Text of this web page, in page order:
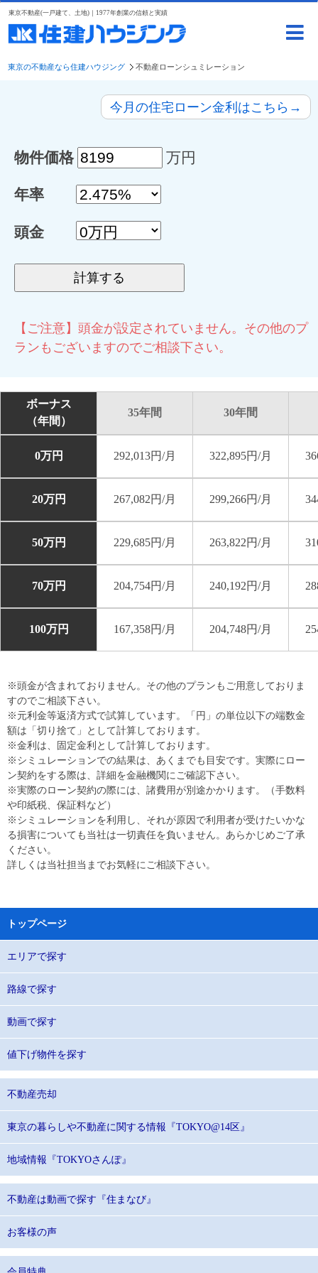
東京不動産(一戸建て、土地)｜1977年創業の信頼と実績
東京の不動産なら住建ハウジング 不動産ローンシュミレーション
今月の住宅ローン金利はこちら→
物件価格 万円
年率
頭金
【ご注意】頭金が設定されていません。その他のプ
ランもございますのでご相談下さい。
ボーナス
（年間）
35年間 30年間
0万円 292,013円/月 322,895円/月
20万円 267,082円/月 299,266円/月
50万円 229,685円/月 263,822円/月
70万円 204,754円/月 240,192円/月
100万円 167,358円/月 204,748円/月
※頭金が含まれておりません。その他のプランもご用意しておりま
すのでご相談下さい。
※元利金等返済方式で試算しています。「円」の単位以下の端数金
額は「切り捨て」として計算しております。
※金利は、固定金利として計算しております。
※シミュレーションでの結果は、あくまでも目安です。実際にロー
ン契約をする際は、詳細を金融機関にご確認下さい。
※実際のローン契約の際には、諸費用が別途かかります。（手数料
や印紙税、保証料など）
※シミュレーションを利用し、それが原因で利用者が受けたいかな
る損害についても当社は一切責任を負いません。あらかじめご了承
ください。
詳しくは当社担当までお気軽にご相談下さい。
トップページ
エリアで探す
路線で探す
動画で探す
値下げ物件を探す
不動産売却
東京の暮らしや不動産に関する情報『TOKYO@14区』
地域情報『TOKYOさんぽ』
不動産は動画で探す『住まなび』
お客様の声